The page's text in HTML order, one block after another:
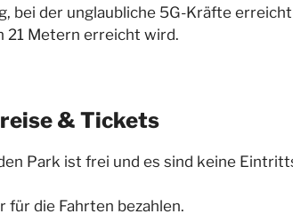
bei der unglaubliche 5G-Kräfte
21 Metern erreicht wird.
& Tickets
Park ist frei und es sind keine
für die Fahrten bezahlen.